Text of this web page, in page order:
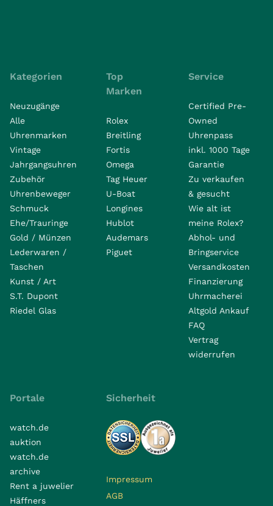
Kategorien
Neuzugänge
Alle
Uhrenmarken
Vintage
Jahrgangsuhren
Zubehör
Uhrenbeweger
Schmuck
Ehe/Trauringe
Gold / Münzen
Lederwaren /
Taschen
Kunst / Art
S.T. Dupont
Riedel Glas
Top
Marken
Rolex
Breitling
Fortis
Omega
Tag Heuer
U-Boat
Longines
Hublot
Audemars
Piguet
Service
Certified Pre-
Owned
Uhrenpass
inkl. 1000 Tage
Garantie
Zu verkaufen
& gesucht
Wie alt ist
meine Rolex?
Abhol- und
Bringservice
Versandkosten
Finanzierung
Uhrmacherei
Altgold Ankauf
FAQ
Vertrag
widerrufen
Portale
watch.de
auktion
watch.de
archive
Rent a juwelier
Häffners
Sicherheit
Impressum
AGB